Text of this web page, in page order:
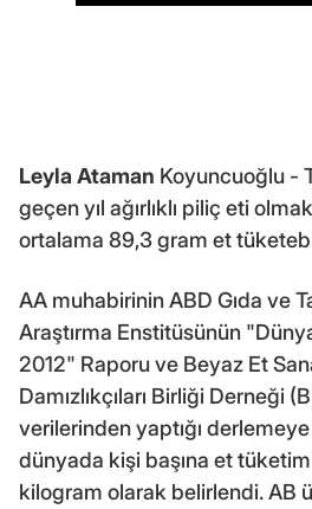
Leyla Ataman Koyuncuoğlu -
geçen yıl ağırlıklı piliç eti
ortalama 89,3 gram et
AA muhabirinin ABD Gıda ve
Araştırma Enstitüsünün
2012" Raporu ve Beyaz Et
Damızlıkçıları Birliği Derneği
verilerinden yaptığı
dünyada kişi başına et
kilogram olarak belirlendi. AB